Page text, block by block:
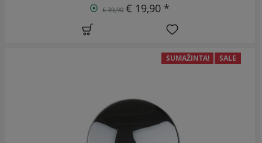
€ 39,90 € 19,90 *
SUMAŽINTA! SALE